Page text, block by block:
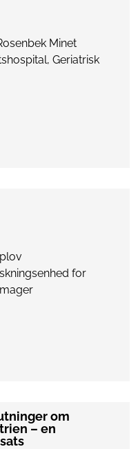
Minet
Geriatrisk
for
om
– en